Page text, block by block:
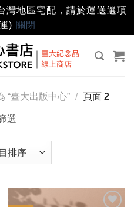
灣地區宅配，請於運送選項
) 關閉
“臺大出版中心” / 頁面 2
選